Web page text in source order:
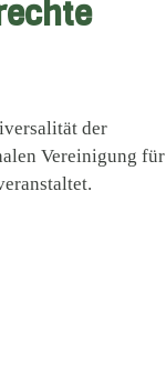
der
Vereinigung für